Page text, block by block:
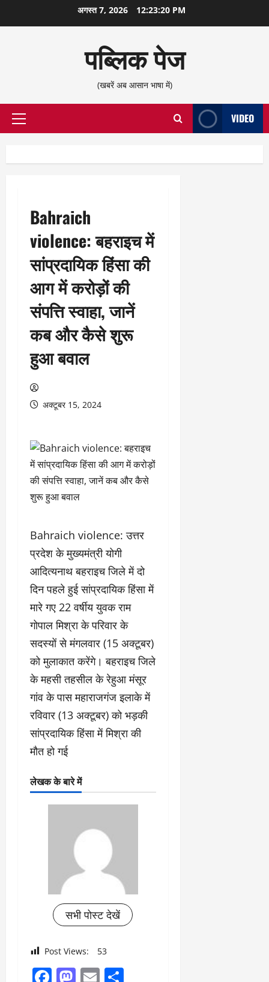
सामग्री
अगस्त 7, 2026 12:23:20 PM
पब्लिक पेज
(खबरें अब आसान भाषा में)
प्राथमिक
VIDEO
Bahraich
violence: बहराइच में
सांप्रदायिक हिंसा की
आग में करोड़ों की
संपत्ति स्वाहा, जानें
कब और कैसे शुरू
हुआ बवाल
अक्टूबर 15, 2024
Bahraich violence: उत्तर
प्रदेश के मुख्यमंत्री योगी
आदित्यनाथ बहराइच जिले में दो
दिन पहले हुई सांप्रदायिक हिंसा में
मारे गए 22 वर्षीय युवक राम
गोपाल मिश्रा के परिवार के
सदस्यों से मंगलवार (15 अक्टूबर)
को मुलाकात करेंगे। बहराइच जिले
के महसी तहसील के रेहुआ मंसूर
गांव के पास महाराजगंज इलाके में
रविवार (13 अक्टूबर) को भड़की
सांप्रदायिक हिंसा में मिश्रा की
मौत हो गई
लेखक के बारे में
सभी पोस्ट देखें
Post Views: 53